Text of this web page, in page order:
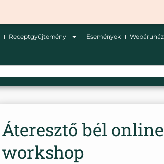
Receptgyűjtemény Események Webáruház
Áteresztő bél online
workshop